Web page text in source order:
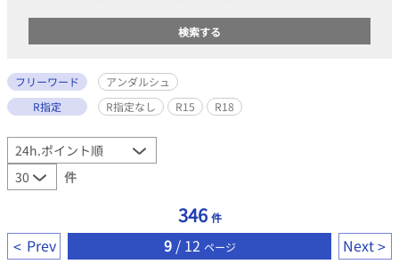
フリーワード
アンダルシュ
R指定
R指定なし R15 R18
件
346 件
Prev 9/ 12 ページ Next